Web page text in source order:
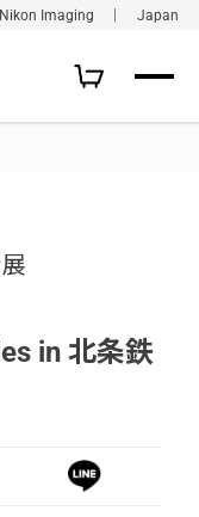
Nikon Imaging ｜ Japan
in 北条鉄